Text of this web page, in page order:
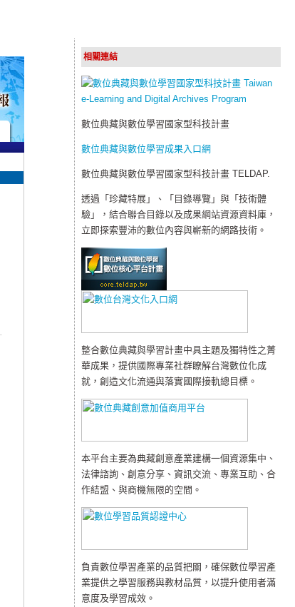
相關連結
數位典藏與數位學習國家型科技計畫
數位典藏與數位學習成果入口網
數位典藏與數位學習國家型科技計畫 TELDAP.
透過「珍藏特展」、「目錄導覽」與「技術體
驗」，結合聯合目錄以及成果網站資源資料庫，
立即探索豐沛的數位內容與嶄新的網路技術。
整合數位典藏與學習計畫中具主題及獨特性之菁
華成果，提供國際專業社群瞭解台灣數位化成
就，創造文化流通與落實國際接軌總目標。
本平台主要為典藏創意產業建構一個資源集中、
法律諮詢、創意分享、資訊交流、專業互助、合
作結盟、與商機無限的空間。
負責數位學習產業的品質把關，確保數位學習產
業提供之學習服務與教材品質，以提升使用者滿
意度及學習成效。